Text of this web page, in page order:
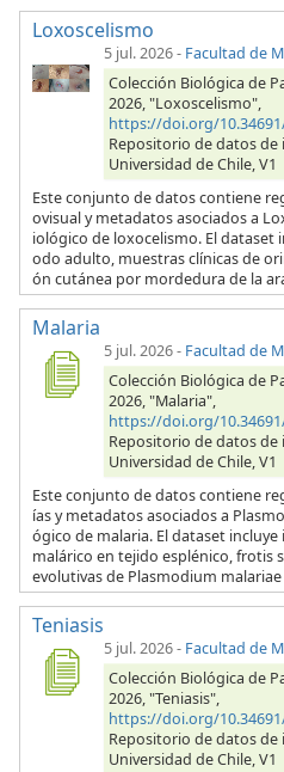
Loxoscelismo
5 jul. 2026- Facultad de
Colección Biológica de
2026, "Loxoscelismo",
https://doi.org/10.34691/
Repositorio de datos de
Universidad de Chile, V1
Este conjunto de datos contiene
ovisual y metadatos asociados a
iológico de loxocelismo. El dataset
odo adulto, muestras clínicas de
ón cutánea por mordedura de la
Malaria
5 jul. 2026- Facultad de
Colección Biológica de
2026, "Malaria",
https://doi.org/
Repositorio de datos de
Universidad de Chile, V1
Este conjunto de datos contiene
ías y metadatos asociados a
ógico de malaria. El dataset
malárico en tejido esplénico, frotis
evolutivas de Plasmodium
Teniasis
5 jul. 2026- Facultad de
Colección Biológica de
2026, "Teniasis",
https://doi.org/
Repositorio de datos de
Universidad de Chile, V1